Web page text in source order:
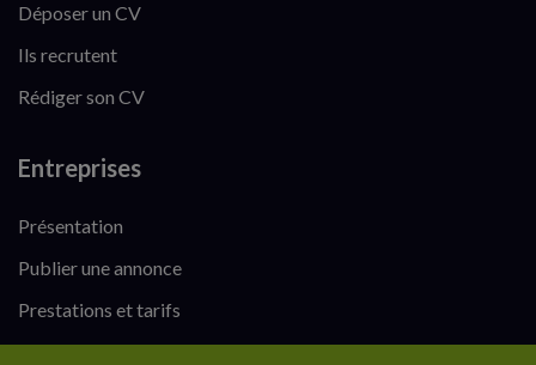
Déposer un CV
Ils recrutent
Rédiger son CV
Entreprises
Présentation
Publier une annonce
Prestations et tarifs